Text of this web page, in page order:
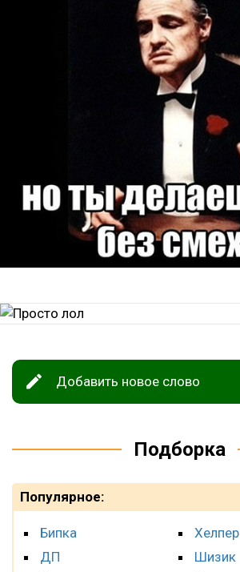
Добавить новое слово
Подборка
Популярное:
Бипка
ДП
Хелпер
Шизик